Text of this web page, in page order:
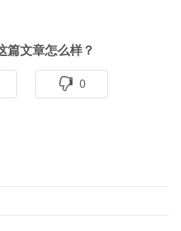
篇文章怎么样？
0